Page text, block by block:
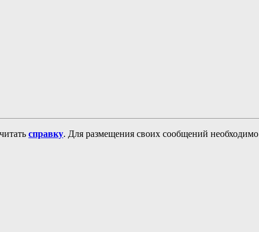
справку. Для размещения своих сообщений необходимо